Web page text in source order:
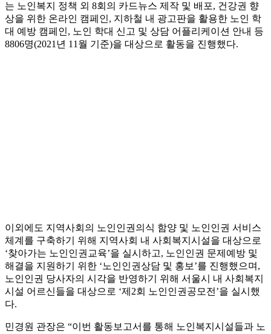
는 노인복지 정책 외 8회의 카드뉴스 제작 및 배포, 건강권 향
상을 위한 온라인 캠페인, 지하철 내 광고판을 활용한 노인 학
대 예방 캠페인, 노인 학대 신고 및 상담 어플리케이션 안내 등
8806명(2021년 11월 기준)을 대상으로 활동을 진행했다.
이외에도 지역사회의 노인인권의식 함양 및 노인인권 서비스
체계를 구축하기 위해 지역사회 내 사회복지시설을 대상으로
‘찾아가는 노인인권교육’을 실시하고, 노인인권 문제예방 및
해결을 지원하기 위한 ‘노인인권상담 및 홍보’를 진행했으며,
노인인권 당사자의 시각을 반영하기 위해 서울시 내 사회복지
시설 어르신들을 대상으로 ‘제2회 노인인권공모전’을 실시했
다.
민경원 관장은 “이번 활동보고서를 통해 노인복지시설들과 노